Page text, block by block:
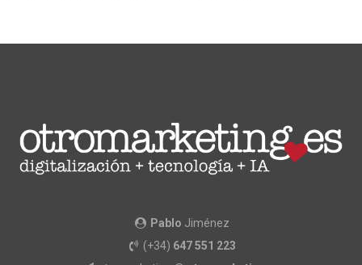
Pablo Jiménez
(+34) 647 551 223